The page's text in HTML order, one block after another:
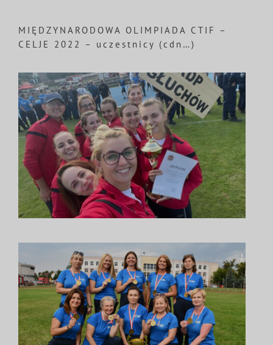
MIĘDZYNARODOWA OLIMPIADA CTIF –
CELJE 2022 – uczestnicy (cdn…)